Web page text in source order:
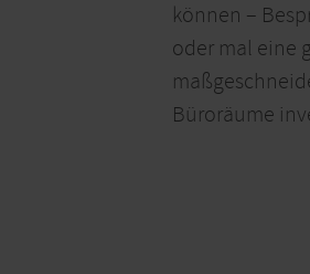
können –
oder mal eine
Büroräume